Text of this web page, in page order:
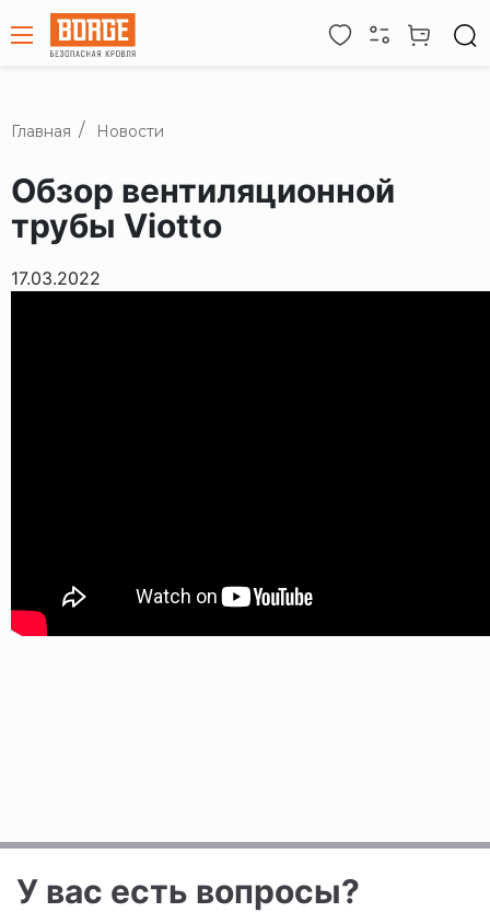
Главная Новости
Обзор вентиляционной
трубы Viotto
17.03.2022
У вас есть вопросы?